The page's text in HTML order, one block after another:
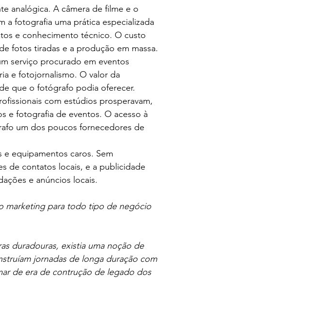
analógica. A câmera de filme e o
a fotografia uma prática especializada
e conhecimento técnico. O custo
fotos tiradas e a produção em massa.
serviço procurado em eventos
e fotojornalismo. O valor da
que o fotógrafo podia oferecer.
com estúdios prosperavam,
e fotografia de eventos. O acesso à
um dos poucos fornecedores de
equipamentos caros. Sem
de contatos locais, e a publicidade
e anúncios locais.
marketing para todo tipo de negócio
duradouras, existia uma noção de
jornadas de longa duração com
de era de contrução de legado dos